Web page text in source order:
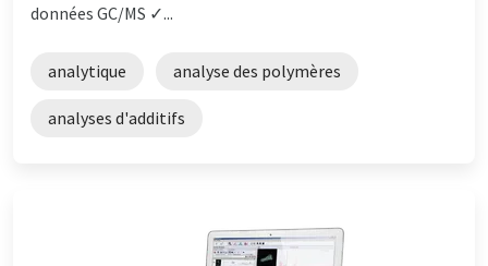
données GC/MS ✓...
analytique analyse des polymères
analyses d'additifs